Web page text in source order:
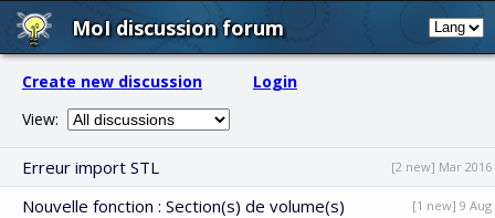
MoI discussion forum
Create new discussion
Login
View:
Erreur import STL [2 new] Mar 2016
Nouvelle fonction : Section(s) de volume(s) [1 new] 9 Aug